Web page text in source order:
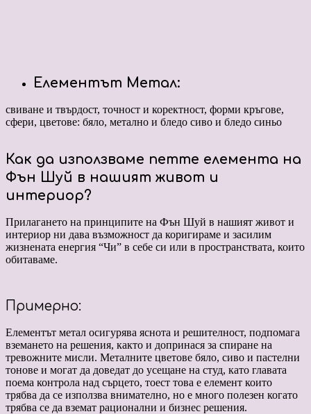
Елементът Метал:
свиване и твърдост, точност и коректност, форми кръгове,
сфери, цветове: бяло, метално и бледо сиво и бледо синьо
Как да използваме петте елемента на
Фън Шуй в нашият живот и
интериор?
Прилагането на принципите на Фън Шуй в нашият живот и
интериор ни дава възможност да коригираме и засилим
жизнената енергия “Чи” в себе си или в пространствата, които
обитаваме.
Примерно:
Eлементът метал осигурява яснота и решителност, подпомага
вземането на решения, както и допринася за спиране на
тревожните мисли. Металните цветове бяло, сиво и пастелни
тонове и могат да доведат до усещане на студ, като главата
поема контрола над сърцето, тоест това е елемент които
трябва да се използва внимателно, но е много полезен когато
трябва се да вземат рационални и бизнес решения.